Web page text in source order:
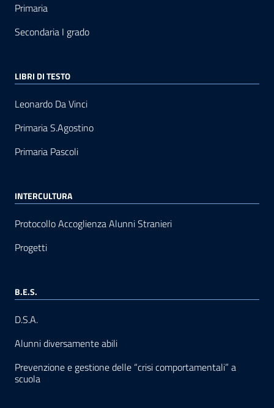
Primaria
Secondaria I grado
LIBRI DI TESTO
Leonardo Da Vinci
Primaria S.Agostino
Primaria Pascoli
INTERCULTURA
Protocollo Accoglienza Alunni Stranieri
Progetti
B.E.S.
D.S.A.
Alunni diversamente abili
Prevenzione e gestione delle “crisi comportamentali” a
scuola